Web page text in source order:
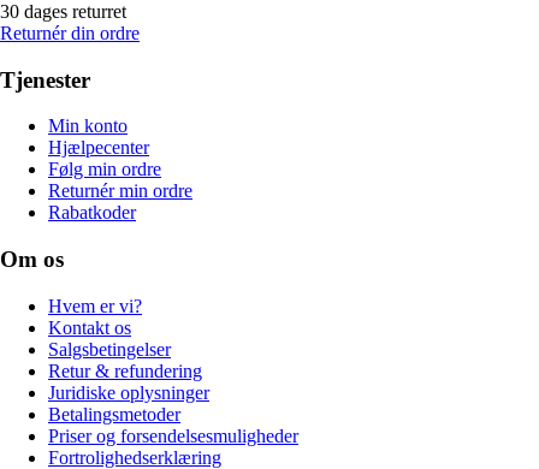
30 dages returret
Returnér din ordre
Tjenester
Min konto
Hjælpecenter
Følg min ordre
Returnér min ordre
Rabatkoder
Om os
Hvem er vi?
Kontakt os
Salgsbetingelser
Retur & refundering
Juridiske oplysninger
Betalingsmetoder
Priser og forsendelsesmuligheder
Fortrolighedserklæring